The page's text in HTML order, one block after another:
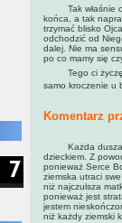
Tak właśnie
końca, a tak
trzymać blisko
odchodzić od
dalej. Nie ma
po co mamy się
Tego ci życzę,
samo kroczenie u
Komentarz
Każda dusza,
dzieckiem. Z
ponieważ Serce
ziemska utraci
niż najczulsza
ponieważ jest
jestem
niż każdy ziemski